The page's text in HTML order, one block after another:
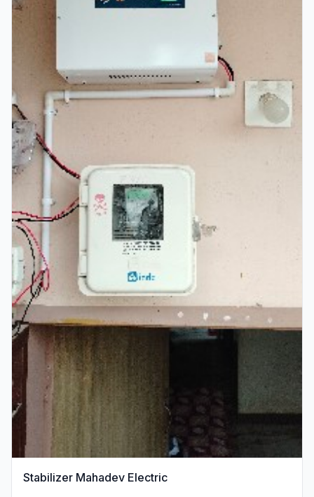
Stabilizer Mahadev Electric